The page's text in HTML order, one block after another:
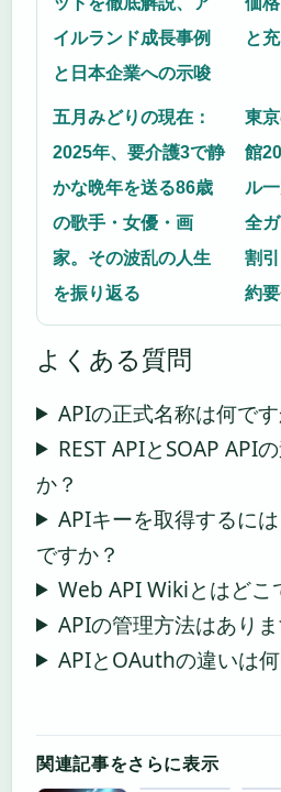
イルランド成長事例
と日本企業への示唆
と
五月みどりの現在：
2025年、要介護3で静
かな晩年を送る86歳
の歌手・女優・画
家。その波乱の人生
を振り返る
東
館
ル
全
割
約
よくある質問
APIの正式名称は何です
REST APIとSOAP API
か？
APIキーを取得するに
ですか？
Web API Wikiとはどこ
APIの管理方法はありま
APIとOAuthの違いは
関連記事をさらに表示